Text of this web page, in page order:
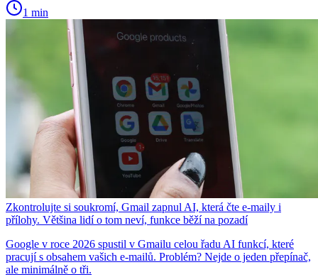
1 min
Zkontrolujte si soukromí, Gmail zapnul AI, která čte e-maily i
přílohy. Většina lidí o tom neví, funkce běží na pozadí
Google v roce 2026 spustil v Gmailu celou řadu AI funkcí, které
pracují s obsahem vašich e-mailů. Problém? Nejde o jeden přepínač,
ale minimálně o tři.